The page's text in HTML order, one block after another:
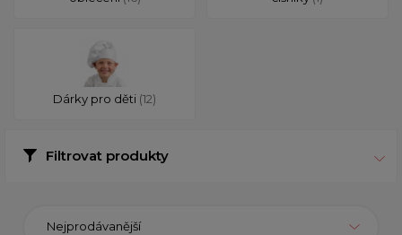
Dárky pro děti (12)
Filtrovat produkty
Nejprodávanější